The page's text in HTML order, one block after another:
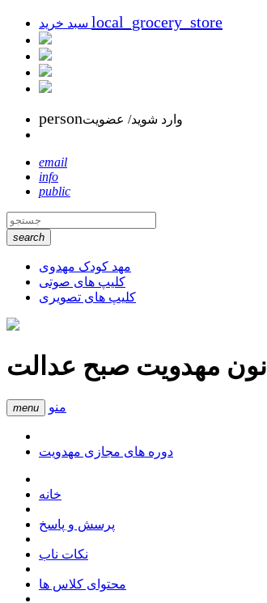
local_grocery_store
personوارد شوید/ عضویت
email
info
public
search
مهد کودک مهدوی
کلیپ های صوتی
کلیپ های تصویری
مهدویت صبح عدالت
menu منو
دوره های مجازی مهدویت
خانه
پرسش و پاسخ
نکات ناب
محتوای کلاس ها